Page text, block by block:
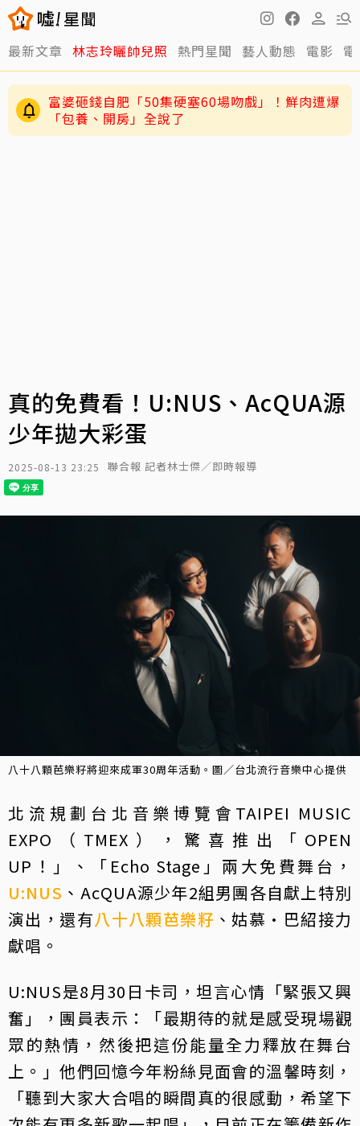
最新文章 林志玲曬帥兒照 熱門星聞 藝人動態 電影
富婆砸錢自肥「50集硬塞60場吻戲」！鮮肉遭爆
「包養、開房」全說了
真的免費看！U:NUS、AcQUA源
少年拋大彩蛋
2025-08-13 23:25 聯合報 記者林士傑／即時報導
八十八顆芭樂籽將迎來成軍30周年活動。圖／台北流行音樂中心提供
北流規劃台北音樂博覽會TAIPEI MUSIC
EXPO（TMEX），驚喜推出「OPEN
UP！」、「Echo Stage」兩大免費舞台，
U:NUS 、AcQUA源少年2組男團各自獻上特別
演出，還有八十八顆芭樂籽 、姑慕·巴紹接力
獻唱。
U:NUS是8月30日卡司，坦言心情「緊張又興
奮」，團員表示：「最期待的就是感受現場觀
眾的熱情，然後把這份能量全力釋放在舞台
上。」他們回憶今年粉絲見面會的溫馨時刻，
「聽到大家大合唱的瞬間真的很感動，希望下